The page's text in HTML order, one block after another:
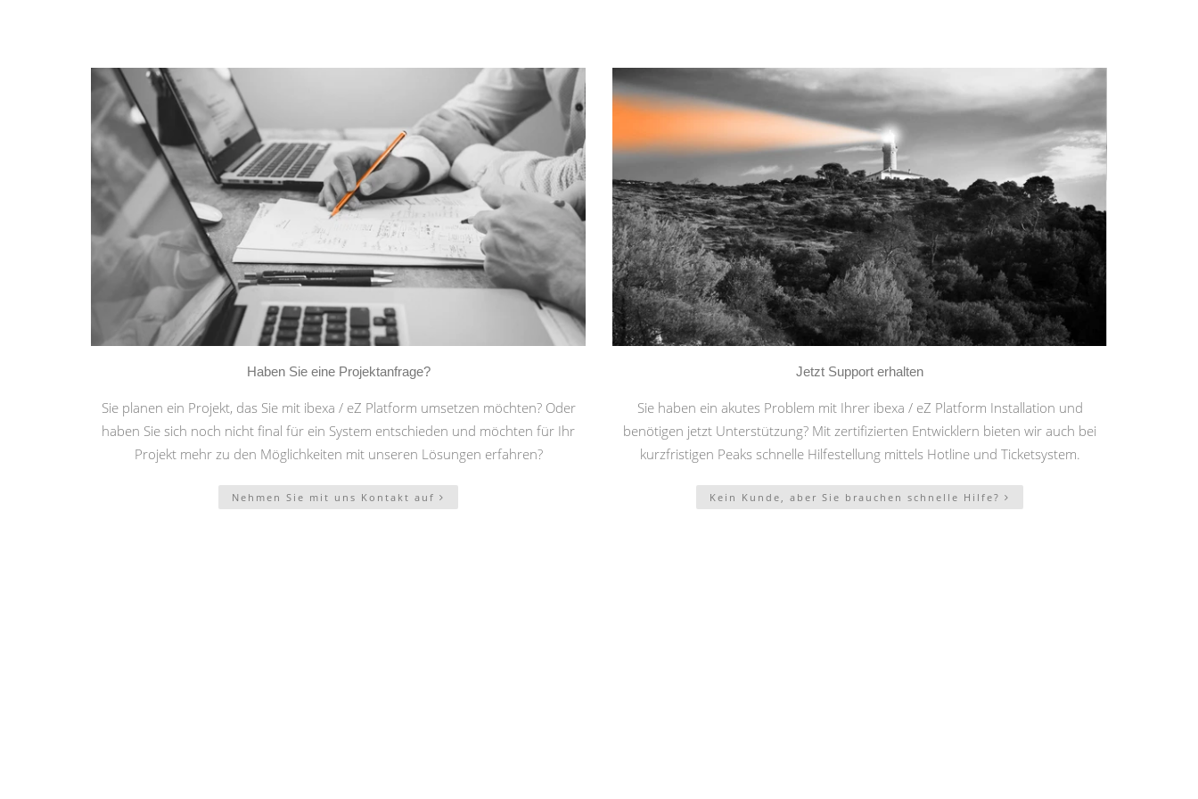
Haben Sie eine Projektanfrage?
Sie planen ein Projekt, das Sie mit ibexa / eZ Platform umsetzen möchten? Oder
haben Sie sich noch nicht final für ein System entschieden und möchten für Ihr
Projekt mehr zu den Möglichkeiten mit unseren Lösungen erfahren?
Nehmen Sie mit uns Kontakt auf
Jetzt Support erhalten
Sie haben ein akutes Problem mit Ihrer ibexa / eZ Platform Installation und
benötigen jetzt Unterstützung? Mit zertifizierten Entwicklern bieten wir auch bei
kurzfristigen Peaks schnelle Hilfestellung mittels Hotline und Ticketsystem.
Kein Kunde, aber Sie brauchen schnelle Hilfe?